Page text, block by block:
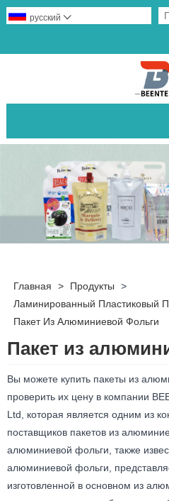
русский 
Главная > Продукты
>
Ламинированный Пластиковый
Пакет Из Алюминиевой Фольги
Пакет из
Вы можете купить пакеты из
проверить их цену в компании
Ltd, которая является одним из
поставщиков пакетов из
алюминиевой фольги, также
алюминиевой фольги,
изготовленной в основном из